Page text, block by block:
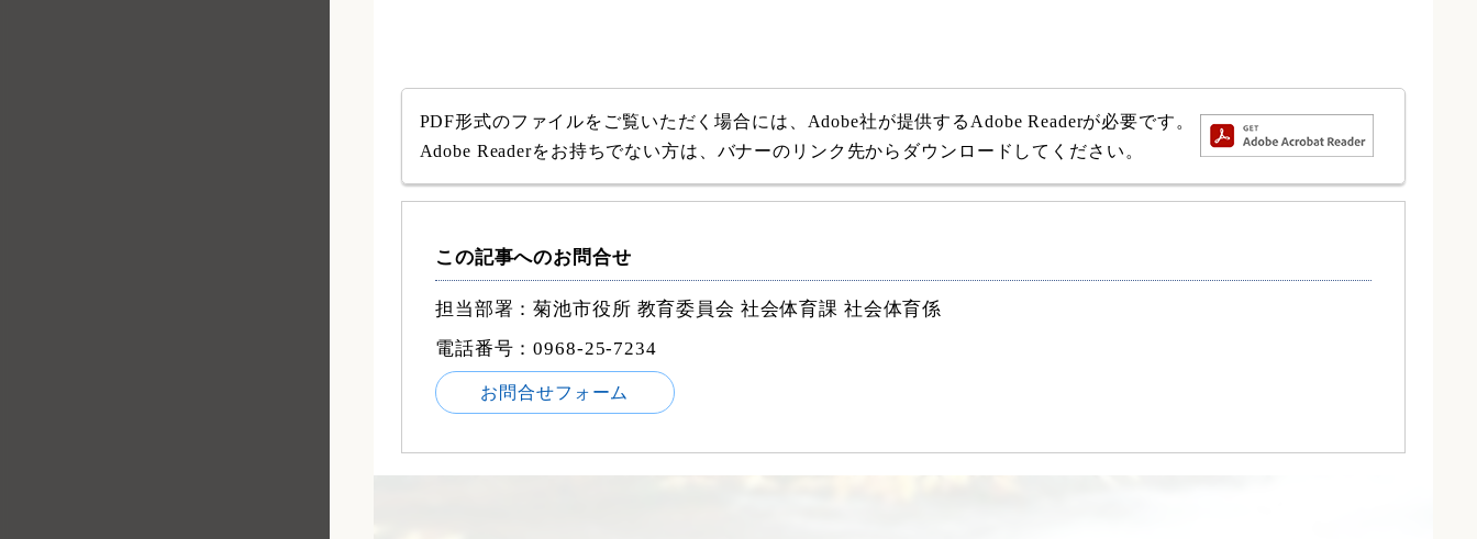
PDF形式のファイルをご覧いただく場合には、Adobe社が提供するAdobe Readerが必要です。
Adobe Readerをお持ちでない方は、バナーのリンク先からダウンロードしてください。
この記事へのお問合せ
担当部署：菊池市役所 教育委員会 社会体育課 社会体育係
電話番号：0968-25-7234
お問合せフォーム